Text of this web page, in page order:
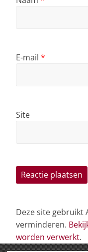
E-mail *
Site
Deze site gebruikt
verminderen.
worden verwerkt.